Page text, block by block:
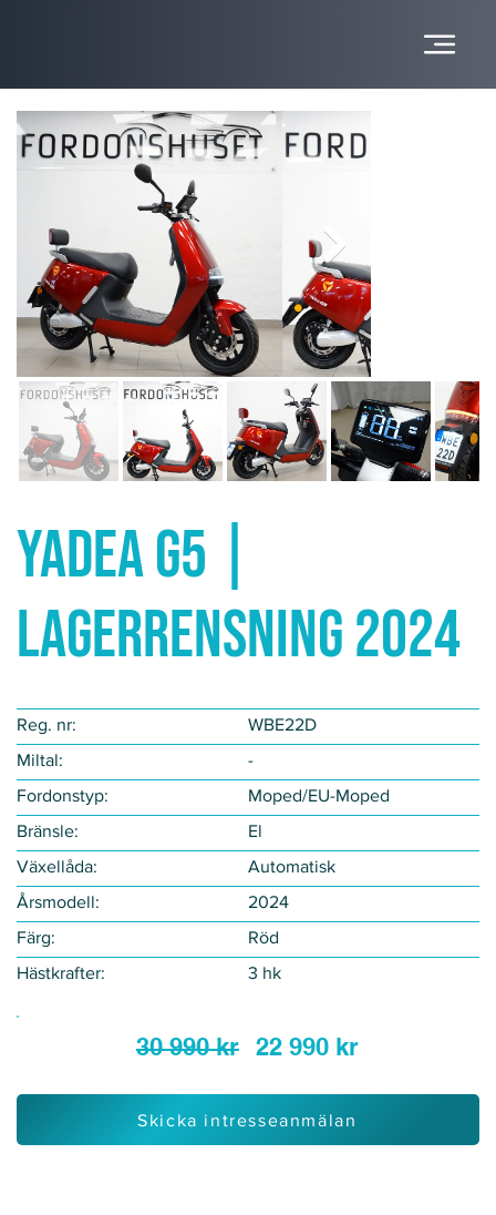
YADEA G5 |
LAGERRENSNING 2024
Reg. nr:
Miltal:
Fordonstyp​:
Bränsle:
Växellåda:
Årsmodell:
Färg:
Hästkrafter:
30 990 kr 22 990 kr
Skicka intresseanmälan
WBE22D
-
Moped/EU-Moped
El
Automatisk
2024
Röd
3 hk